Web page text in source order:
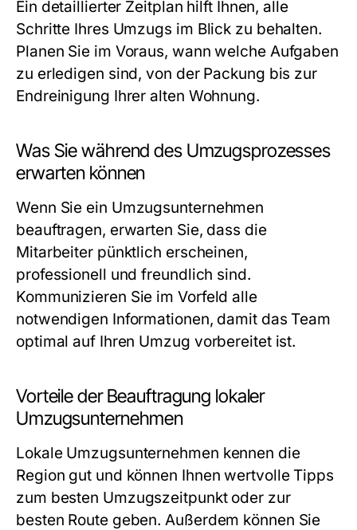
Ein detaillierter Zeitplan hilft Ihnen, alle
Schritte Ihres Umzugs im Blick zu behalten.
Planen Sie im Voraus, wann welche Aufgaben
zu erledigen sind, von der Packung bis zur
Endreinigung Ihrer alten Wohnung.
Was Sie während des Umzugsprozesses
erwarten können
Wenn Sie ein Umzugsunternehmen
beauftragen, erwarten Sie, dass die
Mitarbeiter pünktlich erscheinen,
professionell und freundlich sind.
Kommunizieren Sie im Vorfeld alle
notwendigen Informationen, damit das Team
optimal auf Ihren Umzug vorbereitet ist.
Vorteile der Beauftragung lokaler
Umzugsunternehmen
Lokale Umzugsunternehmen kennen die
Region gut und können Ihnen wertvolle Tipps
zum besten Umzugszeitpunkt oder zur
besten Route geben. Außerdem können Sie